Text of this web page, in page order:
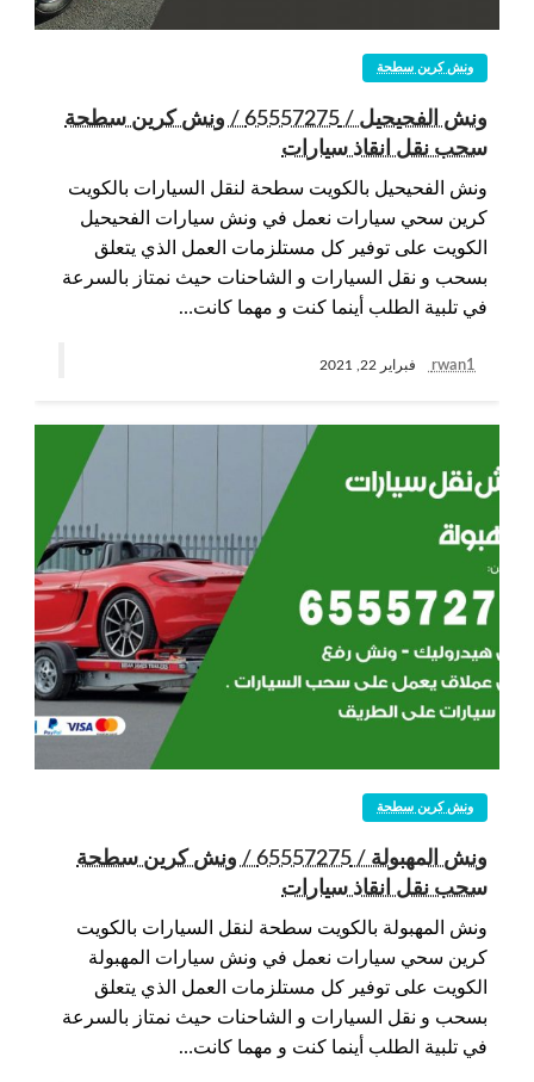
ونش كرين سطحة
ونش الفحيحيل / 65557275 / ونش كرين سطحة
سحب نقل انقاذ سيارات
ونش الفحيحيل بالكويت سطحة لنقل السيارات بالكويت
كرين سحي سيارات نعمل في ونش سيارات الفحيحيل
الكويت على توفير كل مستلزمات العمل الذي يتعلق
بسحب و نقل السيارات و الشاحنات حيث نمتاز بالسرعة
في تلبية الطلب أينما كنت و مهما كانت…
rwan1 فبراير 22, 2021
ونش كرين سطحة
ونش المهبولة / 65557275 / ونش كرين سطحة
سحب نقل انقاذ سيارات
ونش المهبولة بالكويت سطحة لنقل السيارات بالكويت
كرين سحي سيارات نعمل في ونش سيارات المهبولة
الكويت على توفير كل مستلزمات العمل الذي يتعلق
بسحب و نقل السيارات و الشاحنات حيث نمتاز بالسرعة
في تلبية الطلب أينما كنت و مهما كانت…